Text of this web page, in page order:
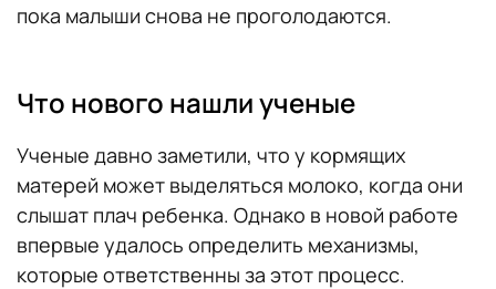
пока малыши снова не проголодаются.
Что нового нашли ученые
Ученые давно заметили, что у кормящих
матерей может выделяться молоко, когда они
слышат плач ребенка. Однако в новой работе
впервые удалось определить механизмы,
которые ответственны за этот процесс.